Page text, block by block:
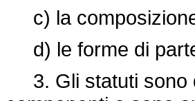
c) la
d) le forme di
3. Gli statuti sono